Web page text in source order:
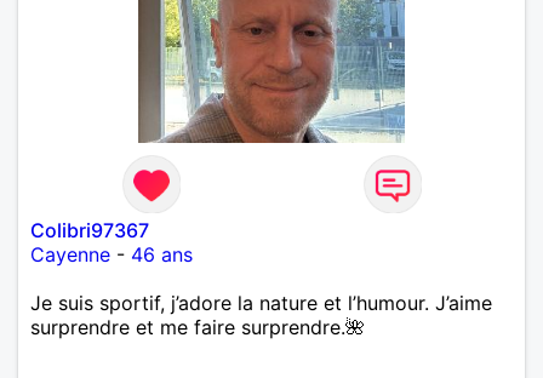
Colibri97367
Cayenne - 46 ans
Je suis sportif, j’adore la nature et l’humour. J’aime
surprendre et me faire surprendre.🌺